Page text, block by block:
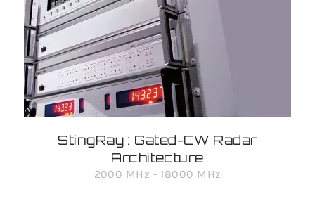
StingRay : Gated-CW Radar
Architecture
2000 MHz - 18000 MHz